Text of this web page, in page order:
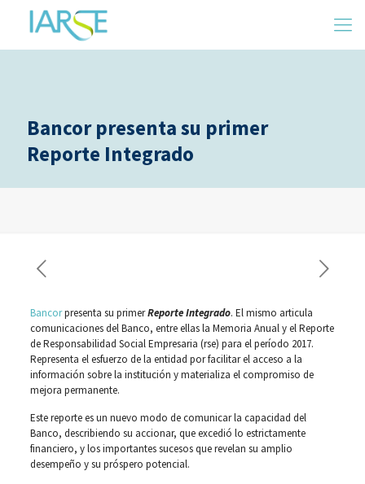
Bancor presenta su primer
Reporte Integrado
Bancorpresenta su primerReporte Integrado. El mismo articula
comunicaciones del Banco, entre ellas la Memoria Anual y el Reporte
de Responsabilidad Social Empresaria (rse) para el período 2017.
Representa el esfuerzo de la entidad por facilitar el acceso a la
información sobre la institución y materializa el compromiso de
mejora permanente.
Este reporte es un nuevo modo de comunicar la capacidad del
Banco, describiendo su accionar, que excedió lo estrictamente
financiero, y los importantes sucesos que revelan su amplio
desempeño y su próspero potencial.